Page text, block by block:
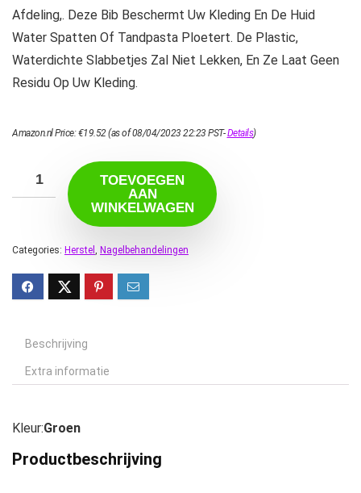
Afdeling,. Deze Bib Beschermt Uw Kleding En De Huid
Water Spatten Of Tandpasta Ploetert. De Plastic,
Waterdichte Slabbetjes Zal Niet Lekken, En Ze Laat Geen
Residu Op Uw Kleding.
Amazon.nl Price:€19.52 (as of 08/04/2023 22:23 PST-Details)
TOEVOEGEN
AAN
WINKELWAGEN
Categories: Herstel , Nagelbehandelingen
Beschrijving
Extra informatie
Kleur:Groen
Productbeschrijving